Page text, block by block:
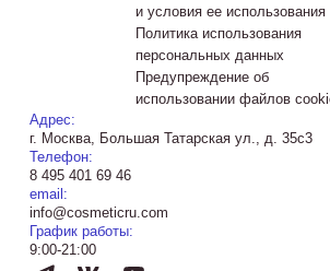
и условия ее использования
Политика использования
персональных данных
Предупреждение об
использовании файлов
Адрес:
г. Москва, Большая Татарская ул., д. 35с3
Телефон:
8 495 401 69 46
email:
info@cosmeticru.com
График работы:
9:00-21:00